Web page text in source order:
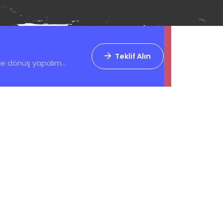
dönüş yapalım...
Teklif Alın